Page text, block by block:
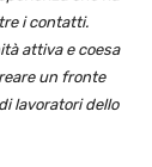
i contatti.
attiva e coesa
un fronte
lavoratori dello